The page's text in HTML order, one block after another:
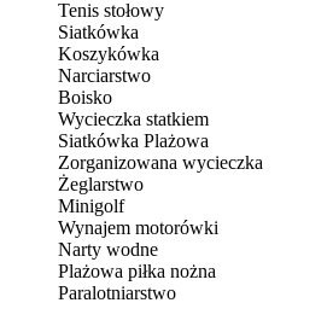
Tenis stołowy
Siatkówka
Koszykówka
Narciarstwo
Boisko
Wycieczka statkiem
Siatkówka Plażowa
Zorganizowana wycieczka
Żeglarstwo
Minigolf
Wynajem motorówki
Narty wodne
Plażowa piłka nożna
Paralotniarstwo